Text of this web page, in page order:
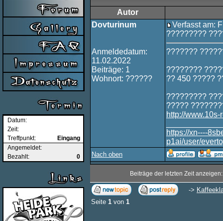
Datum:
Zeit:
Treffpunkt:
Eingang
Angemeldet:
Bezahlt:
0
Autor
Dovturinum
Anmeldedatum:
11.02.2022
Beiträge: 1
Wohnort: ??????
Verfasst am:
?????????
???????
????????
?? 450 ?????
?????????
?????
http://
https://xn----
p1ai/user/
Nach oben
Beiträge der letzten Zeit
->
Seite 1 von 1